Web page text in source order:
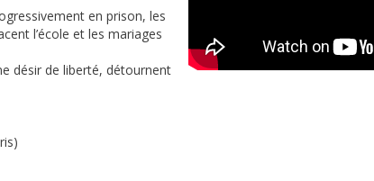
en prison, les
l’école et les mariages
désir de liberté, détournent